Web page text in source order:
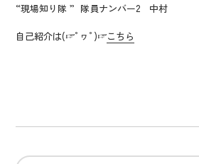
“現場知り隊 ” 隊員ナンバー2 中村
自己紹介は(☞ﾟヮﾟ)☞こちら